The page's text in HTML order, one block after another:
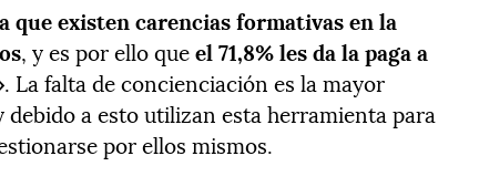
que existen carencias formativas en la
, y es por ello queel 71,8% les da la paga a
. La falta de concienciación es la mayor
a esto utilizan esta herramienta para
por ellos mismos.